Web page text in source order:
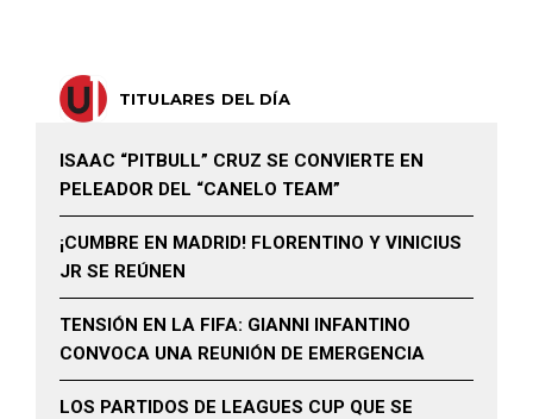
TITULARES DEL DÍA
ISAAC “PITBULL” CRUZ SE CONVIERTE EN
PELEADOR DEL “CANELO TEAM”
¡CUMBRE EN MADRID! FLORENTINO Y VINICIUS
JR SE REÚNEN
TENSIÓN EN LA FIFA: GIANNI INFANTINO
CONVOCA UNA REUNIÓN DE EMERGENCIA
LOS PARTIDOS DE LEAGUES CUP QUE SE